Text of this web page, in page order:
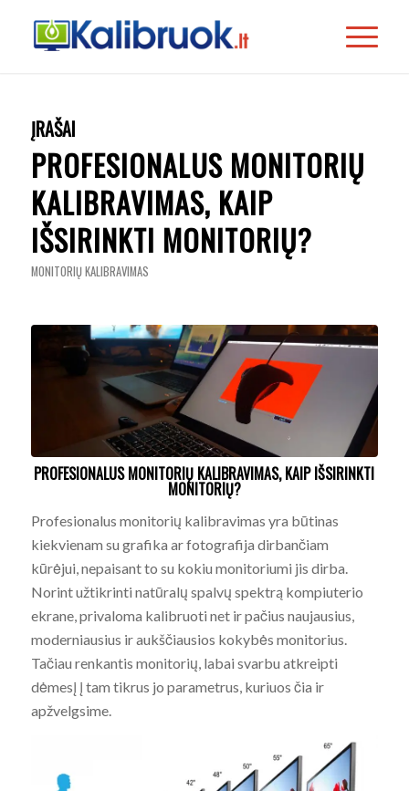
ĮRAŠAI
PROFESIONALUS MONITORIŲ
KALIBRAVIMAS, KAIP
IŠSIRINKTI MONITORIŲ?
MONITORIŲ KALIBRAVIMAS
PROFESIONALUS MONITORIŲ KALIBRAVIMAS, KAIP IŠSIRINKTI
MONITORIŲ?
Profesionalus monitorių kalibravimas yra būtinas
kiekvienam su grafika ar fotografija dirbančiam
kūrėjui, nepaisant to su kokiu monitoriumi jis dirba.
Norint užtikrinti natūralų spalvų spektrą kompiuterio
ekrane, privaloma kalibruoti net ir pačius naujausius,
moderniausius ir aukščiausios kokybės monitorius.
Tačiau renkantis monitorių, labai svarbu atkreipti
dėmesį į tam tikrus jo parametrus, kuriuos čia ir
apžvelgsime.